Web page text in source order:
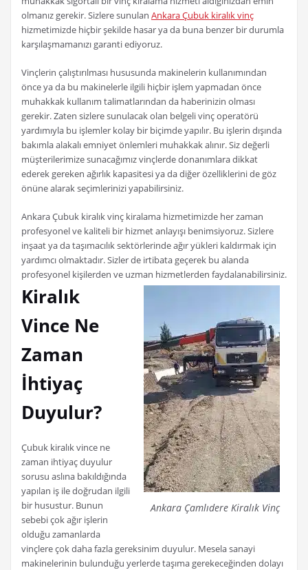
olmanız gerekir. Sizlere sunulan Ankara Çubuk kiralık vinç
hizmetimizde hiçbir şekilde hasar ya da buna benzer bir durumla
karşılaşmamanızı garanti ediyoruz.
Vinçlerin çalıştırılması hususunda makinelerin kullanımından
önce ya da bu makinelerle ilgili hiçbir işlem yapmadan önce
muhakkak kullanım talimatlarından da haberinizin olması
gerekir. Zaten sizlere sunulacak olan belgeli vinç operatörü
yardımıyla bu işlemler kolay bir biçimde yapılır. Bu işlerin dışında
bakımla alakalı emniyet önlemleri muhakkak alınır. Siz değerli
müşterilerimize sunacağımız vinçlerde donanımlara dikkat
ederek gereken ağırlık kapasitesi ya da diğer özelliklerini de göz
önüne alarak seçimlerinizi yapabilirsiniz.
Ankara Çubuk kiralık vinç kiralama hizmetimizde her zaman
profesyonel ve kaliteli bir hizmet anlayışı benimsiyoruz. Sizlere
inşaat ya da taşımacılık sektörlerinde ağır yükleri kaldırmak için
yardımcı olmaktadır. Sizler de irtibata geçerek bu alanda
profesyonel kişilerden ve uzman hizmetlerden faydalanabilirsiniz.
Ankara Çamlıdere Kiralık Vinç
Kiralık
Vince Ne
Zaman
İhtiyaç
Duyulur?
Çubuk kiralık vince ne
zaman ihtiyaç duyulur
sorusu aslına bakıldığında
yapılan iş ile doğrudan ilgili
bir husustur. Bunun
sebebi çok ağır işlerin
olduğu zamanlarda
vinçlere çok daha fazla gereksinim duyulur. Mesela sanayi
makinelerinin bulunduğu yerlerde taşıma gerekeceğinden dolayı